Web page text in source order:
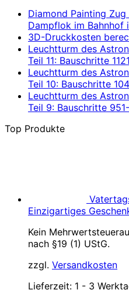
Diamond Painting
Dampflok im Bahnhof
3D-Druckkosten
Leuchtturm des
Teil 11: Bauschritte
Leuchtturm des
Teil 10: Bauschritte
Leuchtturm des
Teil 9: Bauschritte
Top Produkte
Einzigartiges
Kein
nach §19 (1) UStG.
zzgl. Versandkosten
Lieferzeit: 1 - 3